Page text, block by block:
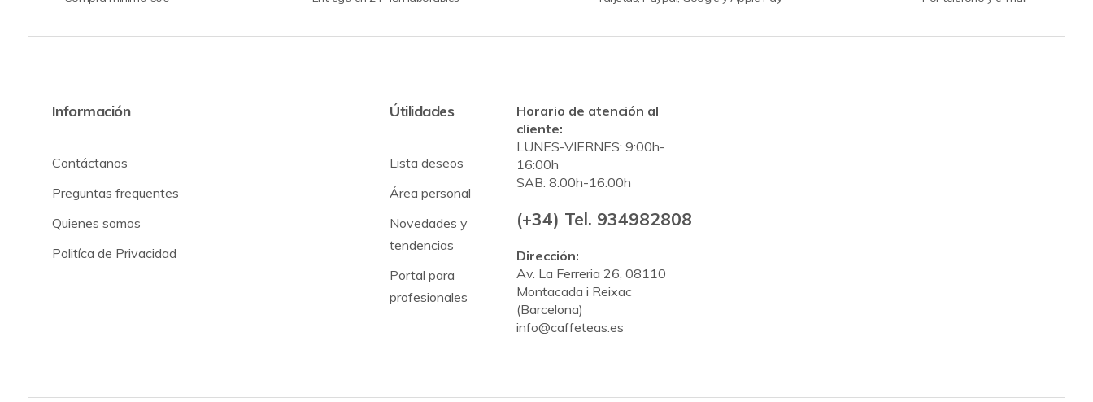
Información
Contáctanos
Preguntas frequentes
Quienes somos
Politíca de Privacidad
Útilidades
Lista deseos
Área personal
Novedades y
tendencias
Portal para
profesionales
Horario de atención al
cliente:
LUNES-VIERNES: 9:00h-
16:00h
SAB: 8:00h-16:00h
(+34) Tel. 934982808
Dirección:
Av. La Ferreria 26, 08110
Montacada i Reixac
(Barcelona)
info@caffeteas.es